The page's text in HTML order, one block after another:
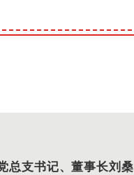
总支书记、董事长刘桑